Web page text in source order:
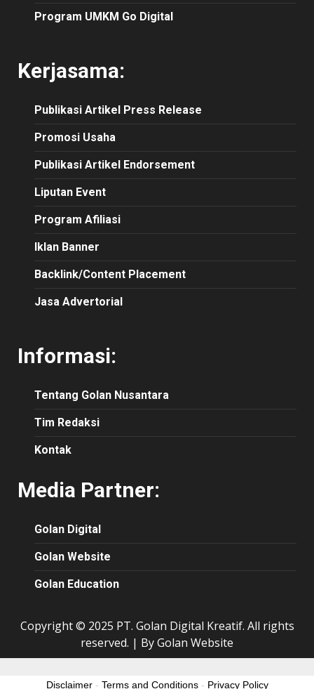
Program UMKM Go Digital
Kerjasama:
Publikasi Artikel Press Release
Promosi Usaha
Publikasi Artikel Endorsement
Liputan Event
Program Afiliasi
Iklan Banner
Backlink/Content Placement
Jasa Advertorial
Informasi:
Tentang Golan Nusantara
Tim Redaksi
Kontak
Media Partner:
Golan Digital
Golan Website
Golan Education
Copyright © 2025 PT. Golan Digital Kreatif. All rights
reserved. | By Golan Website
Disclaimer- Terms and Conditions- Privacy Policy